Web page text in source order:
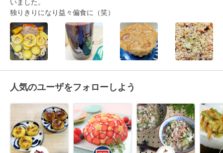
いました。
独りきりになり益々偏食に（笑）
人気のユーザをフォローしよう